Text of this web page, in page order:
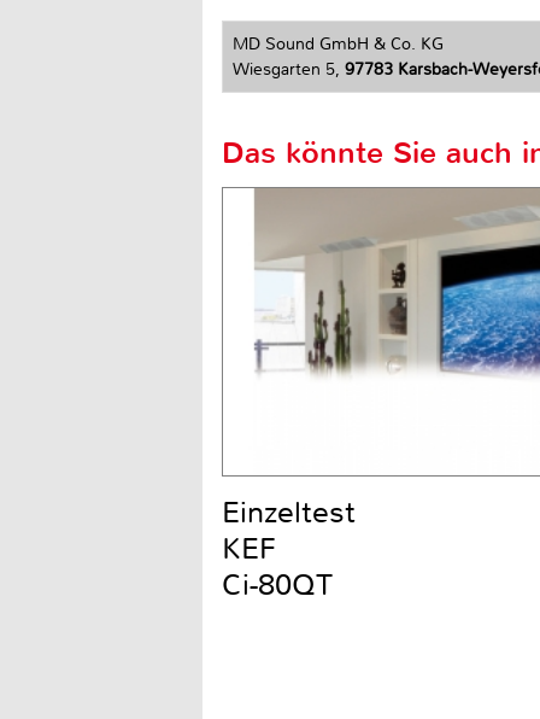
MD Sound GmbH & Co. KG
Wiesgarten 5, 97783 Karsbach-
Das könnte Sie auch
Einzeltest
KEF
Ci-80QT